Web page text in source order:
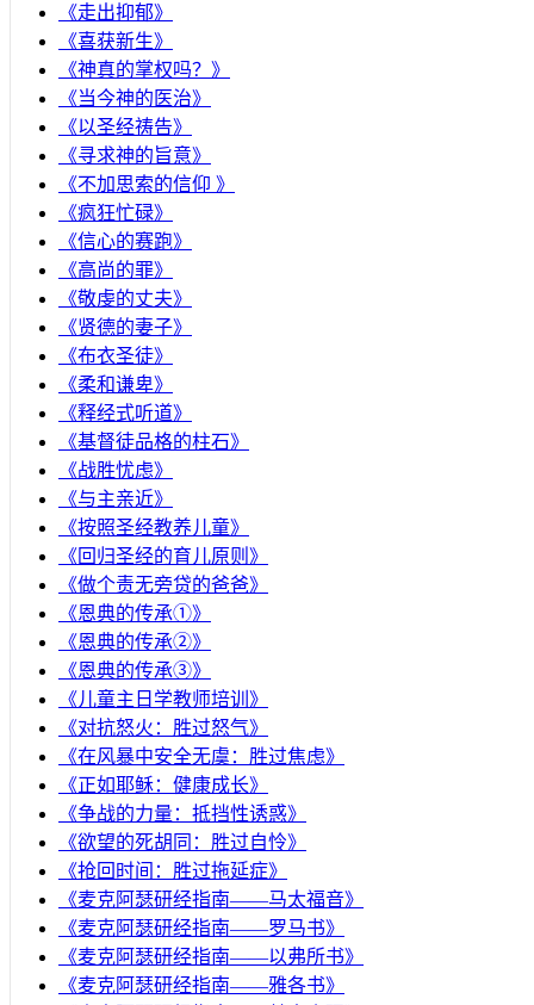
《走出抑郁》
《喜获新生》
《神真的掌权吗？》
《当今神的医治》
《以圣经祷告》
《寻求神的旨意》
《不加思索的信仰 》
《疯狂忙碌》
《信心的赛跑》
《高尚的罪》
《敬虔的丈夫》
《贤德的妻子》
《布衣圣徒》
《柔和谦卑》
《释经式听道》
《基督徒品格的柱石》
《战胜忧虑》
《与主亲近》
《按照圣经教养儿童》
《回归圣经的育儿原则》
《做个责无旁贷的爸爸》
《恩典的传承①》
《恩典的传承②》
《恩典的传承③》
《儿童主日学教师培训》
《对抗怒火：胜过怒气》
《在风暴中安全无虞：胜过焦虑》
《正如耶稣：健康成长》
《争战的力量：抵挡性诱惑》
《欲望的死胡同：胜过自怜》
《抢回时间：胜过拖延症》
《麦克阿瑟研经指南——马太福音》
《麦克阿瑟研经指南——罗马书》
《麦克阿瑟研经指南——以弗所书》
《麦克阿瑟研经指南——雅各书》